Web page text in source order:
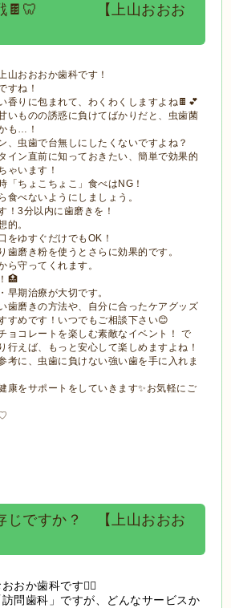
戦🍫🦷 【上山おおお
山おおおか歯科です！
すね！
香りに包まれて、わくわくしますよね🍫💕
いものの誘惑に負けてばかりだと、虫歯菌
も…！
、虫歯で台無しにしたくないですよね？
イン直前に知っておきたい、簡単で効果的
ゃいます！
「ちょこちょこ」食べはNG！
食べないようにしましょう。
！3分以内に歯磨きを！
的。
をゆすぐだけでもOK！
歯磨き粉を使うとさらに効果的です。
ら守ってくれます。
🏥
早期治療が大切です。
歯磨きの方法や、自分に合ったケアグッズ
すめです！いつでもご相談下さい😊
ョコレートを楽しむ素敵なイベント！ で
行えば、もっと安心して楽しめますよね！
考に、虫歯に負けない強い歯を手に入れま
康をサポートをしていきます✨お気軽にご
じですか？ 【上山おおお
おか歯科です👨‍⚕️
問歯科」ですが、どんなサービスか